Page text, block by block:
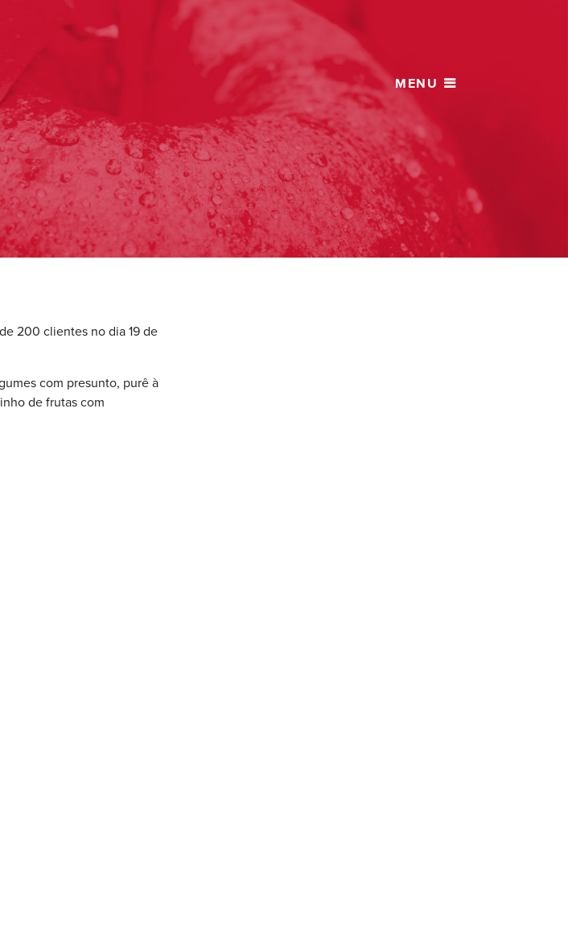
200 clientes no dia 19 de
com presunto, purê à
de frutas com